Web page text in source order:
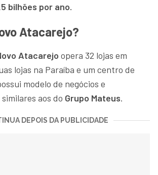
bilhões por ano.
Atacarejo?
Atacarejo opera 32 lojas em
lojas na Paraíba e um centro de
modelo de negócios e
aos do Grupo Mateus.
DEPOIS DA PUBLICIDADE